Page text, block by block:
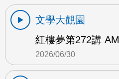
文學大觀園
紅樓夢第272講 AM
2026/06/30